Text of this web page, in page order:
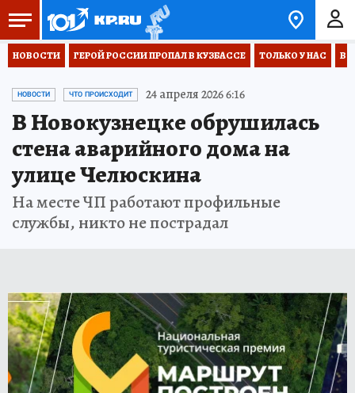
НОВОСТИ ГЕРОЙ РОССИИ ПРОПАЛ В КУЗБАССЕ ТОЛЬКО У НАС
НОВОСТИ ЧТО ПРОИСХОДИТ 24 апреля 2026 6:16
В Новокузнецке обрушилась
стена аварийного дома на
улице Челюскина
На месте ЧП работают профильные
службы, никто не пострадал